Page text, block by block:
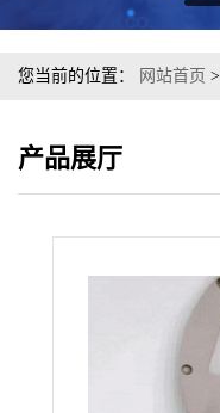
您当前的位置： 网站首页 >
产品展厅